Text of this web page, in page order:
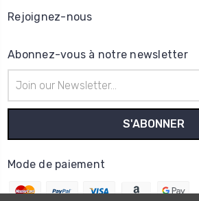
Rejoignez-nous
Abonnez-vous à notre newsletter
e-
mail
Mode de paiement